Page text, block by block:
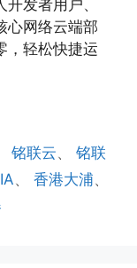
发者用户、
心网络云端部
，轻松快捷运
铭联云、铭联
、 香港大浦、